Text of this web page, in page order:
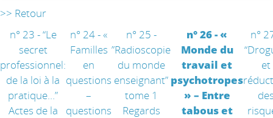
>> Retour
n° 23 - “Le
secret
professionnel:
de la loi à la
pratique…”
Actes de la
n° 24 - «
Familles
en
questions
–
questions
n° 25 -
”Radioscopie
du monde
enseignant”
tome 1
Regards
n° 26 - «
Monde du
travail et
psychotropes
» – Entre
tabous et
n°
et